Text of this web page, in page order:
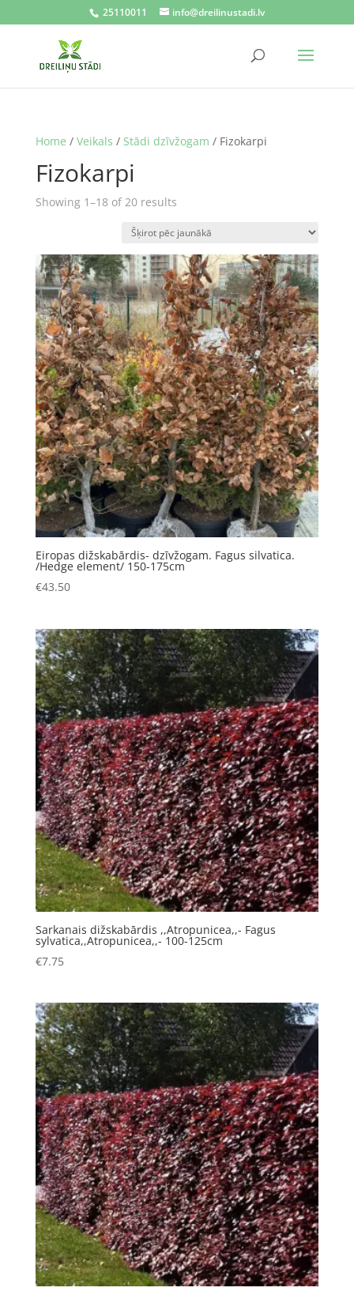
25110011 info@dreilinustadi.lv
Home / Veikals / Stādi dzīvžogam / Fizokarpi
Fizokarpi
Showing 1–18 of 20 resultsSorted
latest
Eiropas dižskabārdis- dzīvžogam. Fagus silvatica.
/Hedge element/ 150-175cm
€43.50
Sarkanais dižskabārdis ,,Atropunicea,,- Fagus
sylvatica,,Atropunicea,,- 100-125cm
€7.75